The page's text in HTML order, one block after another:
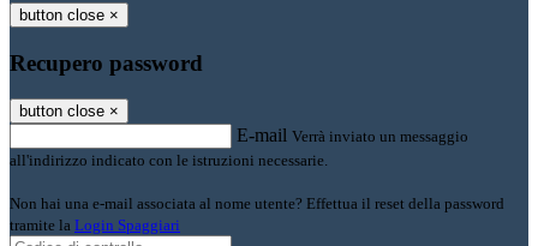
button close ×
Recupero password
button close ×
E-mail Verrà inviato un messaggio
all'indirizzo indicato con le istruzioni necessarie.
Non hai una e-mail associata al nome utente? Effettua il reset della password
tramite la Login Spaggiari